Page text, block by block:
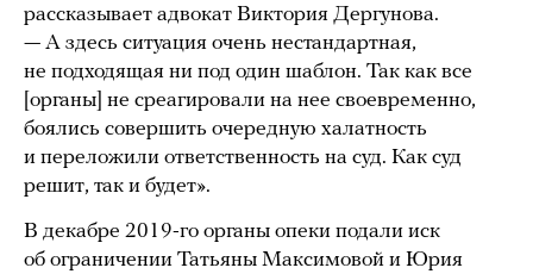
рассказывает адвокат Виктория Дергунова.
— А здесь ситуация очень нестандартная,
не подходящая ни под один шаблон. Так как все
[органы] не среагировали на нее своевременно,
боялись совершить очередную халатность
и переложили ответственность на суд. Как суд
решит, так и будет».
В декабре 2019-го органы опеки подали иск
об ограничении Татьяны Максимовой и Юрия